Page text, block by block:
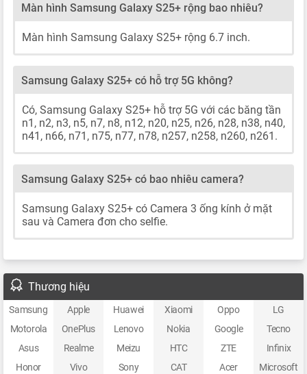
Màn hình Samsung Galaxy S25+ rộng bao nhiêu?
Màn hình Samsung Galaxy S25+ rộng 6.7 inch.
Samsung Galaxy S25+ có hỗ trợ 5G không?
Có, Samsung Galaxy S25+ hỗ trợ 5G với các băng tần
n1, n2, n3, n5, n7, n8, n12, n20, n25, n26, n28, n38, n40,
n41, n66, n71, n75, n77, n78, n257, n258, n260, n261.
Samsung Galaxy S25+ có bao nhiêu camera?
Samsung Galaxy S25+ có Camera 3 ống kính ở mặt
sau và Camera đơn cho selfie.
Thương hiệu
Samsung Apple Huawei Xiaomi Oppo
LG
Motorola
OnePlus Lenovo Nokia Google
Tecno
Asus
Realme Meizu HTC ZTE
Infinix
Honor
Vivo Sony CAT Acer
Microsoft